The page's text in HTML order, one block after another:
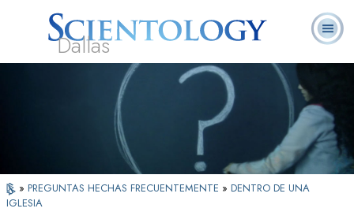
Dallas
¿Qué es
Scientology?
Ministros
Voluntarios
Preguntas
Frecuentes
» PREGUNTAS HECHAS FRECUENTEMENTE » DENTRO DE UNA
IGLESIA